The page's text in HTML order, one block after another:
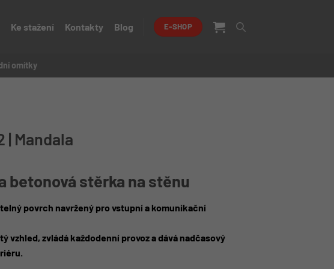
Ke stažení Kontakty Blog E-SHOP
omítky
| Mandala
betonová stěrka na stěnu
povrch navržený pro vstupní a komunikační
vzhled, zvládá každodenní provoz a dává nadčasový